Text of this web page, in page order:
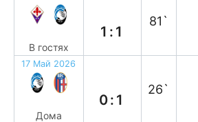
В гостях
1:1
81`
17 Май 2026
Дома
0:1
26`